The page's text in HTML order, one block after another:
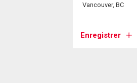
Vancouver, BC
Enregistrer